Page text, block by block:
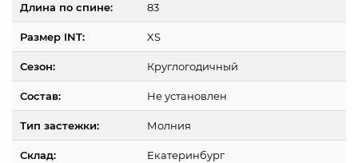
Длина по спине: 83
Размер INT: XS
Сезон: Круглогодичный
Состав: Не установлен
Тип застежки: Молния
Склад: Екатеринбург